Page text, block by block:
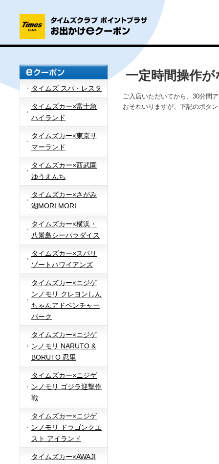
タイムズ スパ・レスタ
タイムズカー×富士急
ハイランド
タイムズカー×東京サ
マーランド
タイムズカー×西武園
ゆうえんち
タイムズカー×さがみ
湖MORI MORI
タイムズカー×横浜・
八景島シーパラダイス
タイムズカー×スパリ
ゾートハワイアンズ
タイムズカー×ニジゲ
ンノモリ クレヨンしん
ちゃんアドベンチャー
パーク
タイムズカー×ニジゲ
ンノモリ NARUTO &
BORUTO 忍里
タイムズカー×ニジゲ
ンノモリ ゴジラ迎撃作
戦
タイムズカー×ニジゲ
ンノモリ ドラゴンクエ
スト アイランド
タイムズカー×AWAJI
一定時間操作
ご入店いただいてから、30分間
おそれいりますが、下記のボタ